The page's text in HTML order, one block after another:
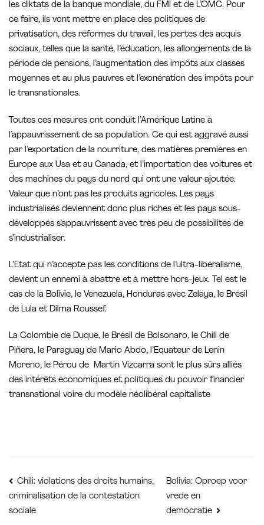
les diktats de la banque mondiale, du FMI et de L’OMC. Pour
ce faire, ils vont mettre en place des politiques de
privatisation, des réformes du travail, les pertes des acquis
sociaux, telles que la santé, l’éducation, les allongements de la
période de pensions, l’augmentation des impôts aux classes
moyennes et au plus pauvres et l’exonération des impôts pour
le transnationales.
Toutes ces mesures ont conduit l’Amérique Latine à
l’appauvrissement de sa population. Ce qui est aggravé aussi
par l’exportation de la nourriture, des matières premières en
Europe aux Usa et au Canada, et l’importation des voitures et
des machines du pays du nord qui ont une valeur ajoutée.
Valeur que n’ont pas les produits agricoles. Les pays
industrialisés deviennent donc plus riches et les pays sous-
développés s’appauvrissent avec très peu de possibilités de
s’industrialiser.
L’Etat qui n’accepte pas les conditions de l’ultra-libéralisme,
devient un ennemi à abattre et à mettre hors-jeux. Tel est le
cas de la Bolivie, le Venezuela, Honduras avec Zelaya, le Brésil
de Lula et Dilma Roussef.
La Colombie de Duque, le Brésil de Bolsonaro, le Chili de
Piñera, le Paraguay de Mario Abdo, l’Equateur de Lenin
Moreno, le Pérou de Martin Vizcarra sont le plus sûrs alliés
des intérêts économiques et politiques du pouvoir financier
transnational voire du modèle néolibéral capitaliste
Bericht
navigatie
Chili: violations des droits humains,
criminalisation de la contestation
sociale
Bolivia: Oproep voor
vrede en
democratie